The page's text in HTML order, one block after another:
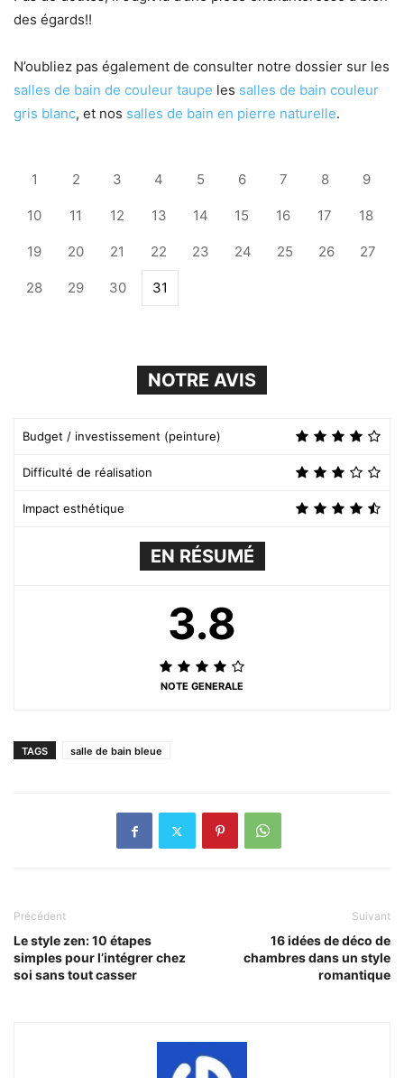
des égards!!
N’oubliez pas également de consulter notre dossier sur les
salles de bain de couleur taupe les salles de bain couleur
gris blanc, et nos salles de bain en pierre naturelle.
1 2 3 4 5 6 7 8 9
10 11 12 13 14 15 16 17 18
19 20 21 22 23 24 25 26 27
28 29 30 31
NOTRE AVIS
Budget / investissement (peinture)
Difficulté de réalisation
Impact esthétique
EN RÉSUMÉ
3.8
NOTE GENERALE
TAGS salle de bain bleue
Précédent
Le style zen: 10 étapes
simples pour l’intégrer chez
soi sans tout casser
Suivant
16 idées de déco de
chambres dans un style
romantique